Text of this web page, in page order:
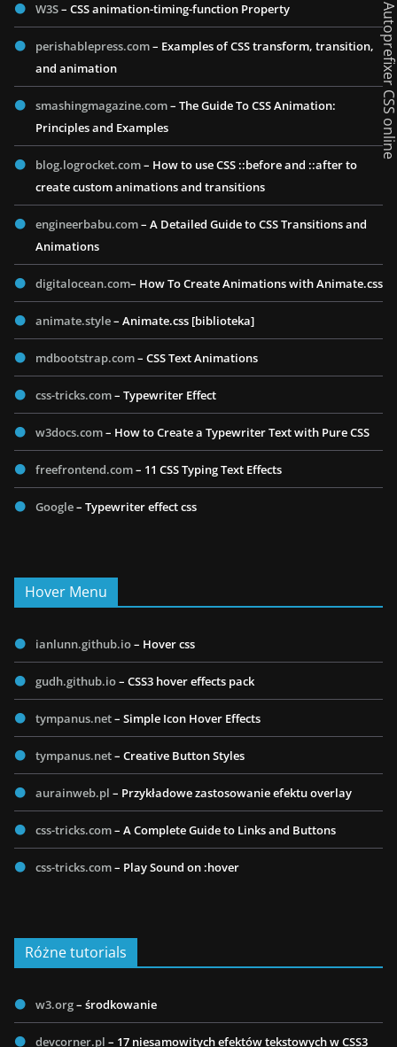
W3S– CSS animation-timing-function Property
perishablepress.com– Examples of CSS transform, transition,
and animation
smashingmagazine.com– The Guide To CSS Animation:
Principles and Examples
blog.logrocket.com– How to use CSS ::before and ::after to
create custom animations and transitions
engineerbabu.com– A Detailed Guide to CSS Transitions and
Animations
digitalocean.com– How To Create Animations with Animate.css
animate.style– Animate.css [biblioteka]
mdbootstrap.com– CSS Text Animations
css-tricks.com– Typewriter Effect
w3docs.com– How to Create a Typewriter Text with Pure CSS
freefrontend.com– 11 CSS Typing Text Effects
Google– Typewriter effect css
Hover Menu
ianlunn.github.io– Hover css
gudh.github.io– CSS3 hover effects pack
tympanus.net– Simple Icon Hover Effects
tympanus.net– Creative Button Styles
aurainweb.pl – Przykładowe zastosowanie efektu overlay
css-tricks.com– A Complete Guide to Links and Buttons
css-tricks.com– Play Sound on :hover
Różne tutorials
w3.org– środkowanie
devcorner.pl – 17 niesamowitych efektów tekstowych w CSS3